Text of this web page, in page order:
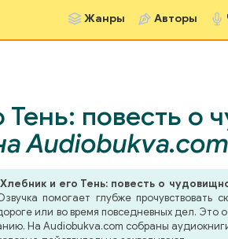
Жанры Авторы
повесть о
Audiobukva.com
и его Тень: повесть о
помогает глубже прочувствовать
или во время повседневных дел. Это
На Audiobukva.com собраны